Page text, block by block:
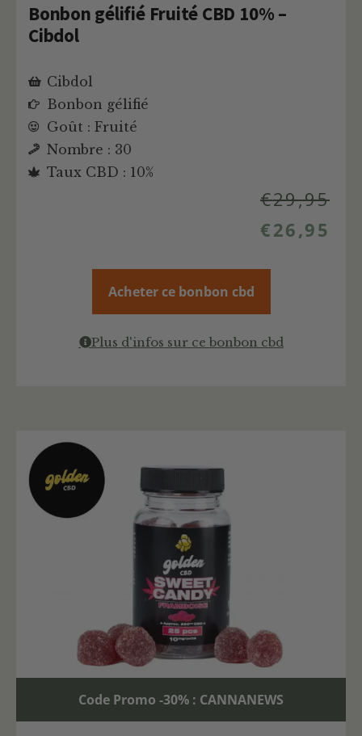
Bonbon gélifié Fruité CBD 10% –
Cibdol
Cibdol
Bonbon gélifié
Goût : Fruité
Nombre : 30
Taux CBD : 10%
€29,95
€26,95
Acheter ce bonbon cbd
Plus d'infos sur ce bonbon cbd
Code Promo -30% : CANNANEWS